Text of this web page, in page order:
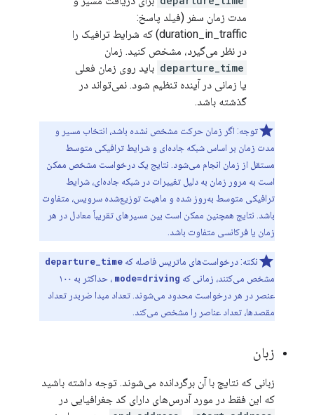
مدت زمان سفر (فیلد پاسخ:
duration_in_traffic) که شرایط ترافیک را
در نظر می‌گیرد، مشخص کنید. زمان
departure_time باید روی زمان فعلی
یا زمانی در آینده تنظیم شود. نمی‌تواند در
گذشته باشد.
توجه: اگر زمان حرکت مشخص نشده باشد، انتخاب مسیر و
مدت زمان بر اساس شبکه جاده‌ای و شرایط ترافیکی متوسط ​​
مستقل از زمان انجام می‌شود. نتایج یک درخواست مشخص ممکن
است به مرور زمان به دلیل تغییرات در شبکه جاده‌ای، شرایط
ترافیکی متوسط ​​به‌روز شده و ماهیت توزیع‌شده سرویس، متفاوت
باشد. نتایج همچنین ممکن است بین مسیرهای تقریباً معادل در هر
زمان یا فرکانسی متفاوت باشد.
نکته: درخواست‌های ماتریس فاصله که departure_time
مشخص می‌کنند، زمانی که mode=driving
، حداکثر به ۱۰۰
عنصر در هر درخواست محدود می‌شوند. تعداد مبدا ضربدر تعداد
مقصدها، تعداد عناصر را مشخص می‌کند.
زبان
زبانی که نتایج با آن برگردانده می‌شوند. توجه داشته باشید
که این فقط در مورد آدرس‌های دارای کد جغرافیایی در